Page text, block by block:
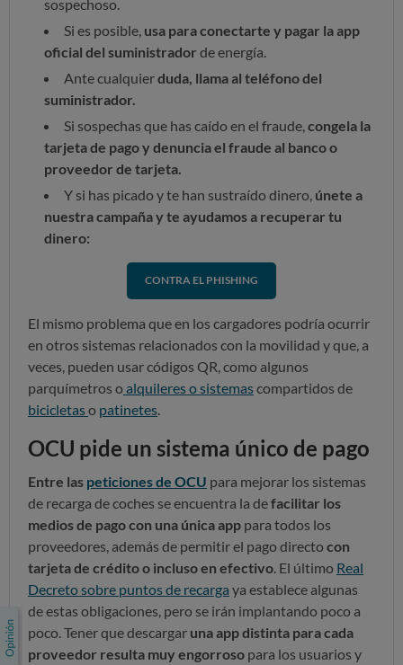
sospechoso.
Si es posible, usa para conectarte y pagar la app
oficial del suministrador de energía.
Ante cualquierduda, llama al teléfono del
suministrador.
Si sospechas que has caído en el fraude, congela la
tarjeta de pago y denuncia el fraude al banco o
proveedor de tarjeta.
Y si has picado y te han sustraído dinero, únete a
nuestra campaña y te ayudamos a recuperar tu
dinero:
CONTRA EL PHISHING
El mismo problema que en los cargadores podría ocurrir
en otros sistemas relacionados con la movilidad y que, a
veces, pueden usar códigos QR, como algunos
parquímetros o alquileres o sistemascompartidos de
bicicletaso patinetes
OCU pide un sistema único de pago
Entre las peticiones de OCU para mejorar los sistemas
de recarga de coches se encuentra la defacilitar los
medios de pago con una única app para todos los
proveedores, además de permitir el pago directo con
tarjeta de crédito o incluso en efectivo . El último Real
Decreto sobre puntos de recarga ya establece algunas
de estas obligaciones, pero se irán implantando poco a
poco. Tener que descargar una app distinta para cada
proveedor resulta muy engorroso para los usuarios y